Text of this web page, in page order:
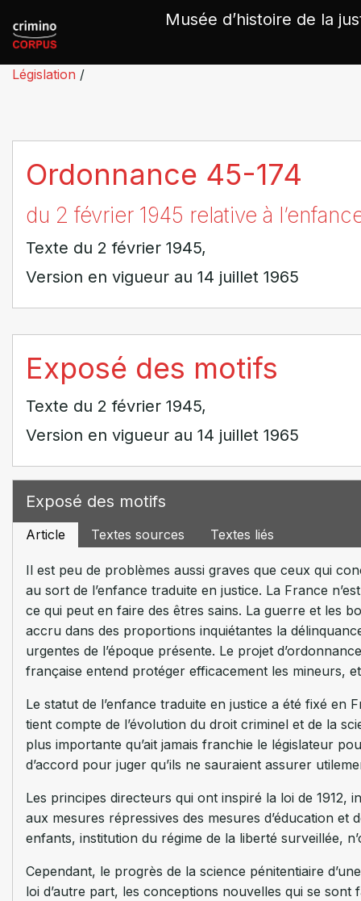
Musée d’histoire de la
Législation /
Ordonnance 45-174
du 2 février 1945 relative à
Texte du 2 février 1945,
Version en vigueur au 14 juillet 1965
Exposé des motifs
Texte du 2 février 1945,
Version en vigueur au 14 juillet 1965
Exposé des motifs
Article Textes sources Textes liés
Il est peu de problèmes aussi graves que ceux qui
au sort de l’enfance traduite en justice. La France
ce qui peut en faire des êtres sains. La guerre et les
accru dans des proportions inquiétantes la
urgentes de l’époque présente. Le projet
française entend protéger efficacement les mineurs,
Le statut de l’enfance traduite en justice a été fixé en
tient compte de l’évolution du droit criminel et de la
plus importante qu’ait jamais franchie le législateur
d’accord pour juger qu’ils ne sauraient assurer
Les principes directeurs qui ont inspiré la loi de 1912,
aux mesures répressives des mesures d’éducation
enfants, institution du régime de la liberté surveillée,
Cependant, le progrès de la science pénitentiaire
loi d’autre part, les conceptions nouvelles qui se
Panneau de gestion des cookies